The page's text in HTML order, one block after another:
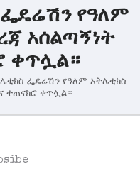
የዓለም
አሰልጣኝነት
ቀጥሏል።
ፌዴሬሽን የዓለም አትሌቲክስ
ተጠናክሮ ቀጥሏል።